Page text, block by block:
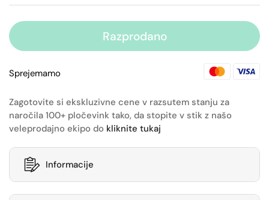
Razprodano
Sprejemamo
Zagotovite si ekskluzivne cene v razsutem stanju za
naročila 100+ pločevink tako, da stopite v stik z našo
veleprodajno ekipo do kliknite tukaj
Informacije